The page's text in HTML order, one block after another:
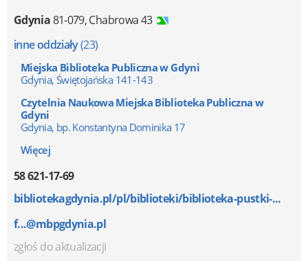
Gdynia81-079,Chabrowa 43
inne oddziały(23)
Miejska Biblioteka Publiczna w Gdyni
Gdynia, Świętojańska 141-143
Czytelnia Naukowa Miejska Biblioteka Publiczna w
Gdyni
Gdynia, bp. Konstantyna Dominika 17
Więcej
58 621-17-69
bibliotekagdynia.pl/pl/biblioteki/biblioteka-pustki-...
f...@mbpgdynia.pl
zgłoś do aktualizacji